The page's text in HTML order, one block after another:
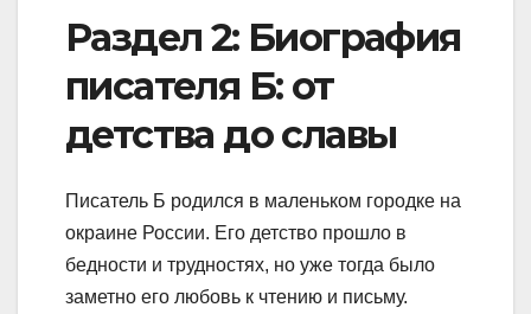
Раздел 2: Биография
писателя Б: от
детства до славы
Писатель Б родился в маленьком городке на
окраине России. Его детство прошло в
бедности и трудностях, но уже тогда было
заметно его любовь к чтению и письму.